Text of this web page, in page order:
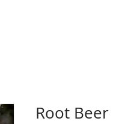
Root Beer